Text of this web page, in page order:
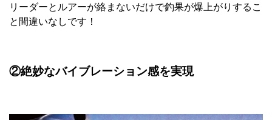
リーダーとルアーが絡まないだけで釣果が爆上がりするこ
と間違いなしです！
②絶妙なバイブレーション感を実現